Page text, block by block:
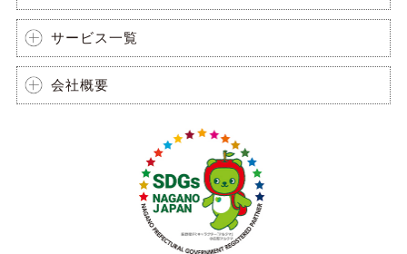
サービス一覧
会社概要